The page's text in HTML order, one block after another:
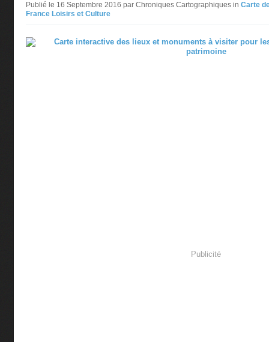
Publié le 16 Septembre 2016 par Chroniques Cartographiques in Carte
France Loisirs et Culture
Publicité